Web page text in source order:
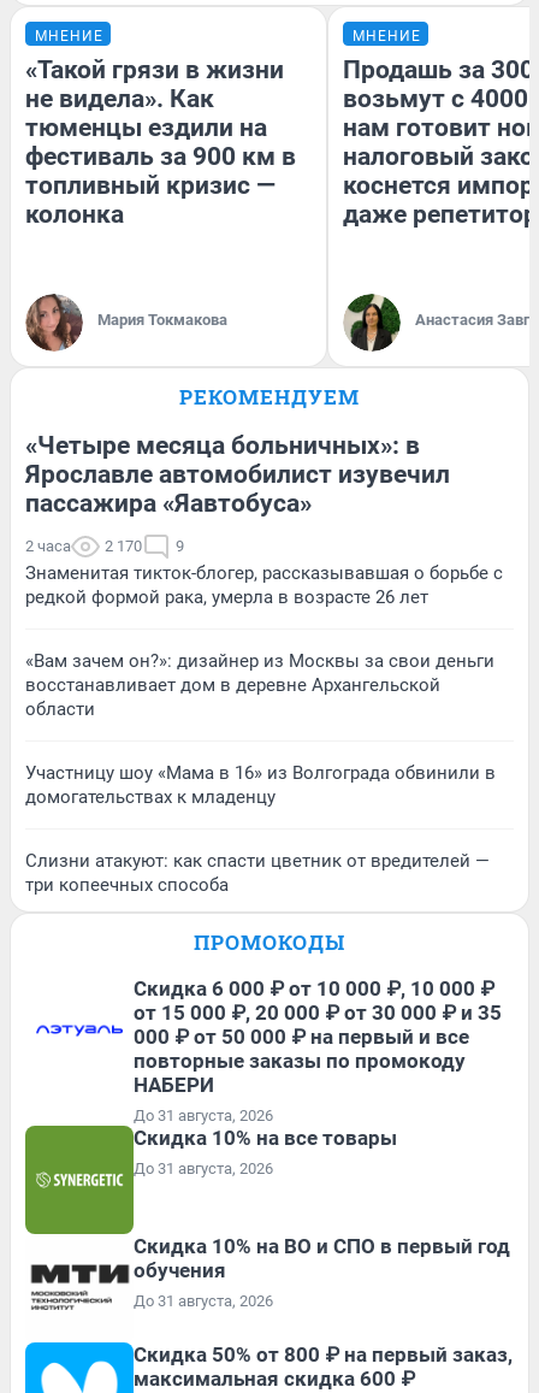
МНЕНИЕ
«Такой грязи в жизни
не видела». Как
тюменцы ездили на
фестиваль за 900 км в
топливный кризис —
колонка
Мария Токмакова
МНЕНИЕ
Продашь за
возьмут с
нам готовит
налоговый
коснется
даже
Анастасия
РЕКОМЕНДУЕМ
«Четыре месяца больничных»: в
Ярославле автомобилист изувечил
пассажира «Яавтобуса»
2 часа 2 170 9
Знаменитая тикток-блогер, рассказывавшая о борьбе с
редкой формой рака, умерла в возрасте 26 лет
«Вам зачем он?»: дизайнер из Москвы за свои деньги
восстанавливает дом в деревне Архангельской
области
Участницу шоу «Мама в 16» из Волгограда обвинили в
домогательствах к младенцу
Слизни атакуют: как спасти цветник от вредителей —
три копеечных способа
ПРОМОКОДЫ
Скидка 6 000 ₽ от 10 000 ₽, 10 000 ₽
от 15 000 ₽, 20 000 ₽ от 30 000 ₽ и 35
000 ₽ от 50 000 ₽ на первый и все
повторные заказы по промокоду
НАБЕРИ
До 31 августа, 2026
Скидка 10% на все товары
До 31 августа, 2026
Скидка 10% на ВО и СПО в первый год
обучения
До 31 августа, 2026
Скидка 50% от 800 ₽ на первый заказ,
максимальная скидка 600 ₽